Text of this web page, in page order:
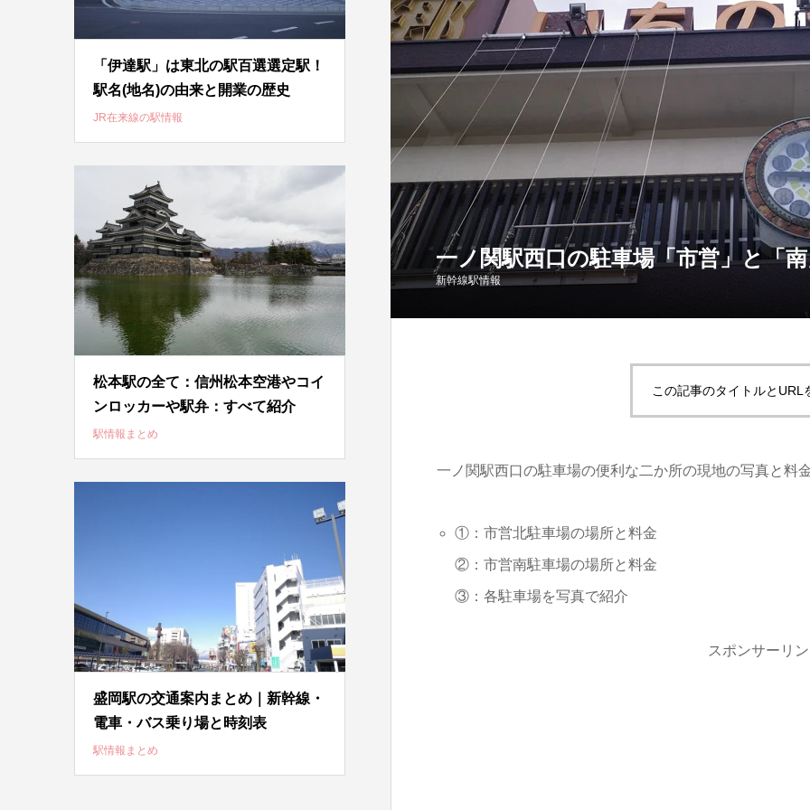
一ノ関駅西口の駐車場「市営」と「
新幹線駅情報
この記事のタイトルとURL
一ノ関駅西口の駐車場の便利な二か所の現地の写真と料
①：市営北駐車場の場所と料金
②：市営南駐車場の場所と料金
③：各駐車場を写真で紹介
スポンサーリン
「伊達駅」は東北の駅百選選定駅！
駅名(地名)の由来と開業の歴史
JR在来線の駅情報
松本駅の全て：信州松本空港やコイ
ンロッカーや駅弁：すべて紹介
駅情報まとめ
盛岡駅の交通案内まとめ｜新幹線・
電車・バス乗り場と時刻表
駅情報まとめ